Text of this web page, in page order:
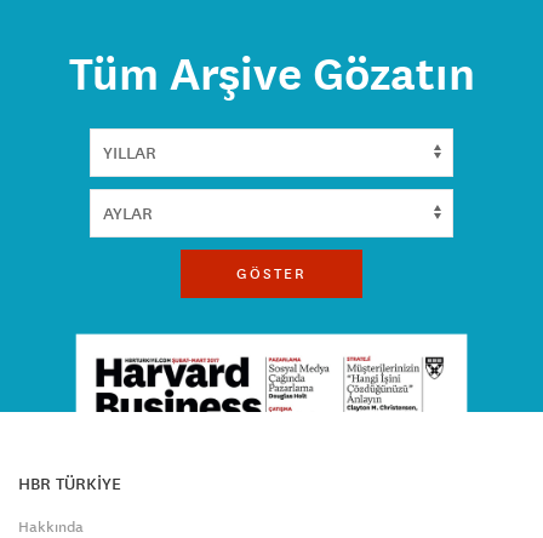
Tüm Arşive Gözatın
GÖSTER
HBR TÜRKİYE
Hakkında